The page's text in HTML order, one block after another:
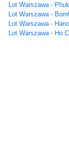
Lot Warszawa -
Lot Warszawa -
Lot Warszawa -
Lot Warszawa - Ho